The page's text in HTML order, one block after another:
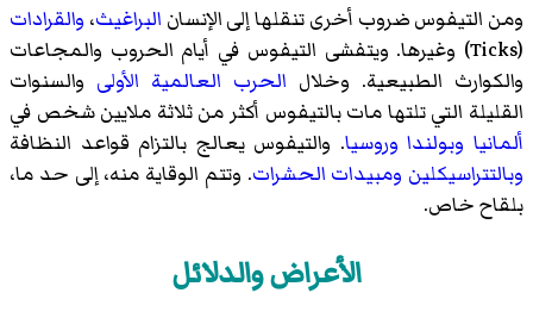
ومن التيفوس ضروب أخرى تنقلها إلى الإنسان البراغيث، والقرادات
(Ticks) وغيرها. ويتفشى التيفوس في أيام الحروب والمجاعات
والكوارث الطبيعية. وخلال الحرب العالمية الأولى والسنوات
القليلة التي تلتها مات بالتيفوس أكثر من ثلاثة ملايين شخص في
ألمانيا وبولندا وروسيا. والتيفوس يعالج بالتزام قواعد النظافة
وبالتتراسيكلين ومبيدات الحشرات. وتتم الوقاية منه، إلى حد ما،
بلقاح خاص.
الأعراض والدلائل